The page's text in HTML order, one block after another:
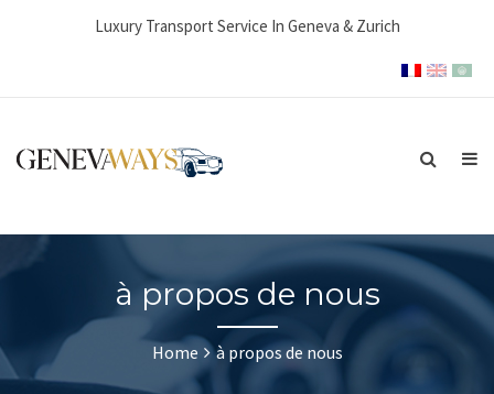
Luxury Transport Service In Geneva & Zurich
à propos de nous
Home à propos de nous